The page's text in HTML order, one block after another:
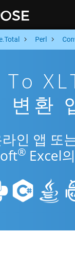
Perl
To
변환
인 앱 또
® Excel